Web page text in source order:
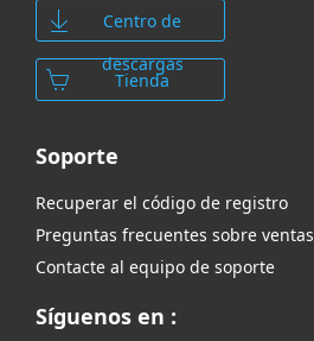
Centro de
descargas
Tienda
Soporte
Recuperar el código de registro
Preguntas frecuentes sobre ventas
Contacte al equipo de soporte
Síguenos en :